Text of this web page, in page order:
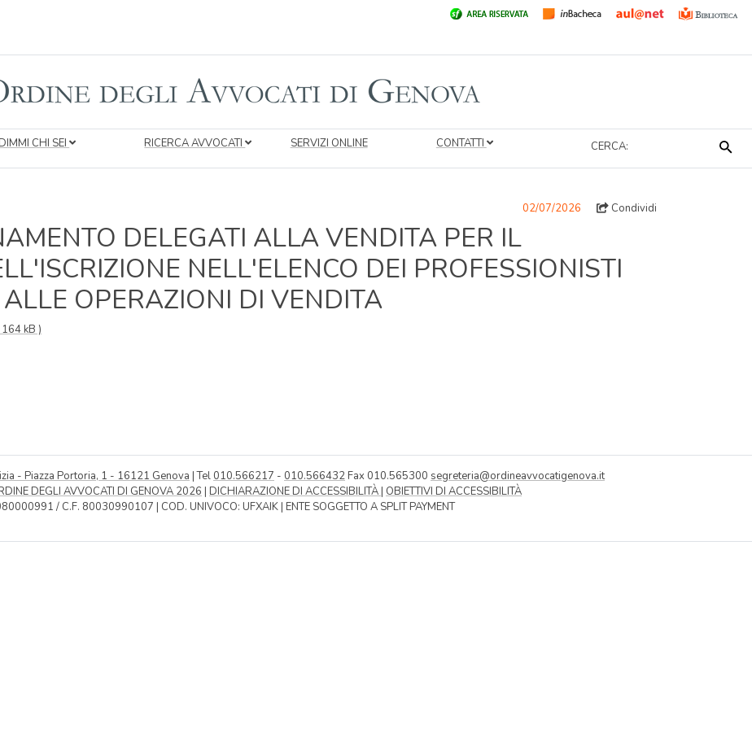
CHI SEI RICERCA AVVOCATI SERVIZI ONLINE CONTATTI CERCA:
02/07/2026 Condividi
DELEGATI ALLA VENDITA PER IL
NELL'ELENCO DEI PROFESSIONISTI
OPERAZIONI DI VENDITA
kB )
- Piazza Portoria, 1 - 16121 Genova | Tel 010.566217 - 010.566432Fax 010.565300 segreteria@ordineavvocatigenova.it
DEGLI AVVOCATI DI GENOVA 2026 | DICHIARAZIONE DI ACCESSIBILITÀ| OBIETTIVI DI ACCESSIBILITÀ
/ C.F. 80030990107 | COD. UNIVOCO: UFXAIK | ENTE SOGGETTO A SPLIT PAYMENT